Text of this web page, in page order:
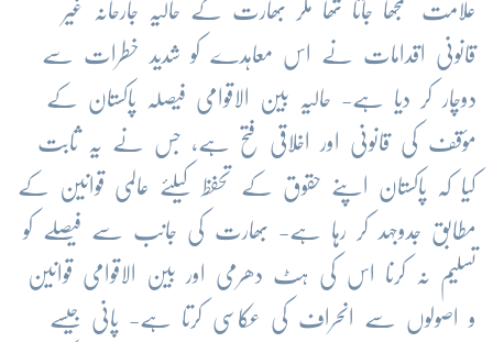
علامت سمجھا جاتا تھا مگر بھارت کے حالیہ جارحانہ غیر
قانونی اقدامات نے اس معاہدے کو شدید خطرات سے
دوچار کر دیا ہے- حالیہ بین الاقوامی فیصلہ پاکستان کے
مؤقف کی قانونی اور اخلاقی فتح ہے، جس نے یہ ثابت
کیا کہ پاکستان اپنے حقوق کے تحفظ کیلئے عالمی قوانین کے
مطابق جدوجہد کر رہا ہے- بھارت کی جانب سے فیصلے کو
تسلیم نہ کرنا اس کی ہٹ دھرمی اور بین الاقوامی قوانین
و اصولوں سے انحراف کی عکاسی کرتا ہے- پانی جیسے